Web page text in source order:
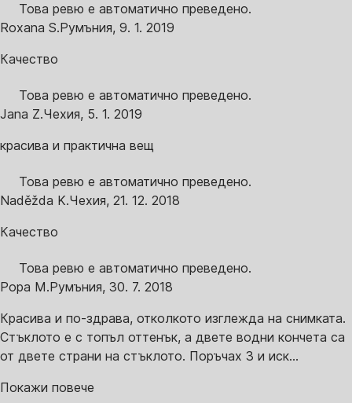
Това ревю е автоматично преведено.
Roxana S.Румъния, 9. 1. 2019
Качество
Това ревю е автоматично преведено.
Jana Z.Чехия, 5. 1. 2019
красива и практична вещ
Това ревю е автоматично преведено.
Naděžda K.Чехия, 21. 12. 2018
Качество
Това ревю е автоматично преведено.
Popa M.Румъния, 30. 7. 2018
Красива и по-здрава, отколкото изглежда на снимката.
Стъклото е с топъл оттенък, а двете водни кончета са
от двете страни на стъклото. Поръчах 3 и иск...
Покажи повече